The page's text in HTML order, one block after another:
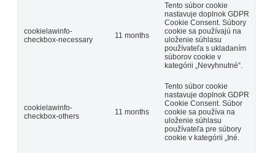
cookielawinfo-
checkbox-necessary
11 months
Tento súbor cookie
nastavuje doplnok GDPR
Cookie Consent. Súbory
cookie sa používajú na
uloženie súhlasu
používateľa s ukladaním
súborov cookie v
kategórii „Nevyhnutné“.
cookielawinfo-
checkbox-others
11 months
Tento súbor cookie
nastavuje doplnok GDPR
Cookie Consent. Súbor
cookie sa používa na
uloženie súhlasu
používateľa pre súbory
cookie v kategórii „Iné.